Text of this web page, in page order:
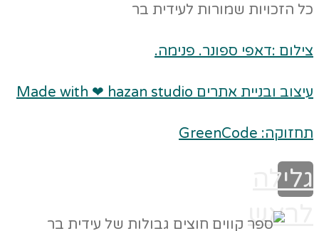
כל הזכויות שמורות לעידית בר
צילום :דאפי ספונר. פנימה.
עיצוב ובניית אתרים Made with ❤ hazan studio
תחזוקה: GreenCode
גלילה
לראש